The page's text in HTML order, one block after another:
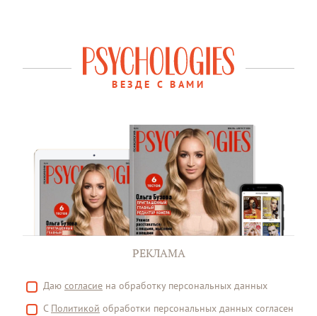
ВЕЗДЕ С ВАМИ
РЕКЛАМА
Даю согласие на обработку персональных данных
С Политикой обработки персональных данных согласен